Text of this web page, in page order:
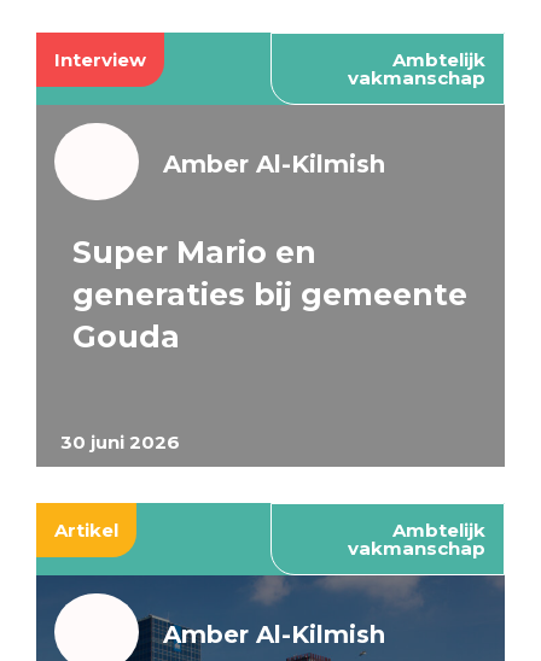
Interview Ambtelijk
vakmanschap
30 juni 2026
Amber Al-Kilmish
Super Mario en
generaties bij gemeente
Gouda
Artikel Ambtelijk
vakmanschap
Amber Al-Kilmish